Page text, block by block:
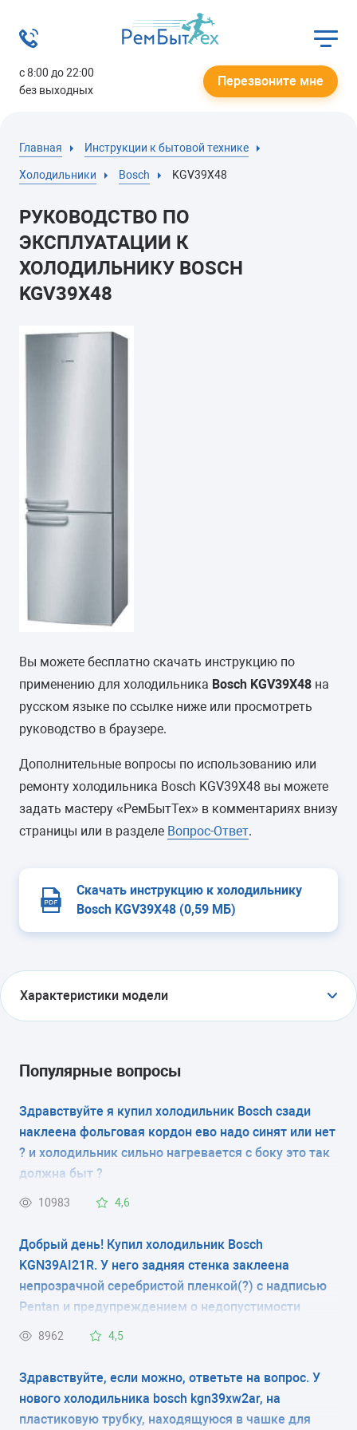
с 8:00 до 22:00
без выходных
Перезвоните мне
Главная Инструкции к бытовой технике
Холодильники Bosch KGV39X48
РУКОВОДСТВО ПО
ЭКСПЛУАТАЦИИ К
ХОЛОДИЛЬНИКУ BOSCH
KGV39X48
Вы можете бесплатно скачать инструкцию по
применению для холодильника Bosch KGV39X48 на
русском языке по ссылке ниже или просмотреть
руководство в браузере.
Дополнительные вопросы по использованию или
ремонту холодильника Bosch KGV39X48 вы можете
задать мастеру «РемБытТех» в комментариях внизу
страницы или в разделе Вопрос-Ответ.
Скачать инструкцию к холодильнику
Bosch KGV39X48 (0,59 МБ)
Характеристики модели
холодильник с морозильником
ТИП УПРАВЛЕНИЯ
электронное
КОЛИЧЕСТВО КАМЕР
2
РАЗМЕРЫ (ШXГXВ)
60x65x200 см
КОЛИЧЕСТВО КОМПРЕССОРОВ
1
РАЗМОРАЖИВАНИЕ МОРОЗИЛЬНОЙ КАМЕРЫ
-
Популярные вопросы
Здравствуйте я купил холодильник Bosch сзади
наклеена фольговая кордон ево надо синят или нет
? и холодильник сильно нагревается с боку это так
должна быт ?
10983 4,6
Добрый день! Купил холодильник Bosch
KGN39AI21R. У него задняя стенка заклеена
непрозрачной серебристой пленкой(?) с надписью
Pentan и предупреждением о недопустимости
контакта изделия с трубами, мебелью и т.д. За
(видны какие-то углубления). Это защита
радиатора при транспортировке или что-то типа
задней стенки? Нужно ли снимать эту пленку?
8962 4,5
Здравствуйте, если можно, ответьте на вопрос. У
нового холодильника bosch kgn39xw2ar, на
пластиковую трубку, находящуюся в чашке для